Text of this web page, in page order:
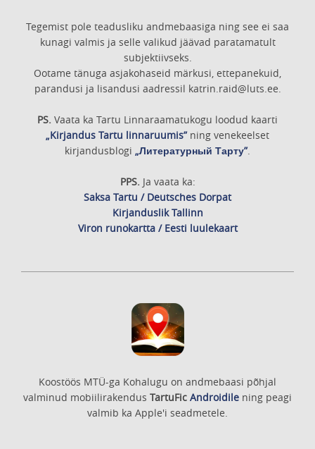
Tegemist pole teadusliku andmebaasiga ning see ei saa
kunagi valmis ja selle valikud jäävad paratamatult
subjektiivseks.
Ootame tänuga asjakohaseid märkusi, ettepanekuid,
parandusi ja lisandusi aadressil katrin.raid@luts.ee.
PS. Vaata ka Tartu Linnaraamatukogu loodud kaarti
„Kirjandus Tartu linnaruumis”ning venekeelset
kirjandusblogi „Литературный Тарту”.
PPS. Ja vaata ka:
Saksa Tartu / Deutsches Dorpat
Kirjanduslik Tallinn
Viron runokartta / Eesti luulekaart
Koostöös MTÜ-ga Kohalugu on andmebaasi põhjal
valminud mobiilirakendus TartuFic Androidile ning peagi
valmib ka Apple'i seadmetele.